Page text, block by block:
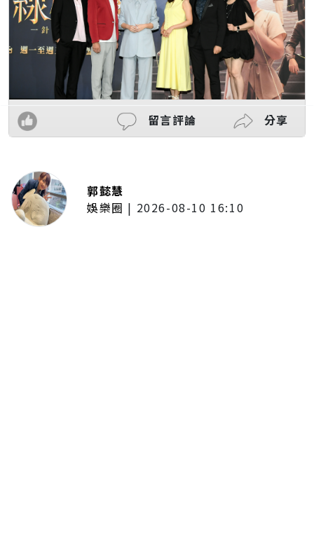
留言評論 分享
郭懿慧
娛樂圈 | 2026-08-10 16:10